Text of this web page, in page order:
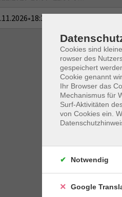
•18:30–21:30 Uhr
Cookies sind
rowser des
gespeichert
Cookie genannt
Ihr Browser das
Mechanismus für
Surf-Aktivitäten
von Cookies ein.
Notwendig
Google